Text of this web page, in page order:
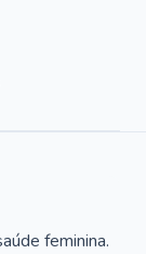
feminina.